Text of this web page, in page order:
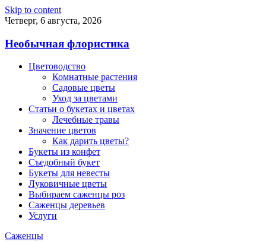
Skip to content
Четверг, 6 августа, 2026
Необычная флористика
Цветоводство
Комнатные растения
Садовые цветы
Уход за цветами
Статьи о букетах и цветах
Лечебные травы
Значение цветов
Как дарить цветы?
Букеты из конфет
Съедобный букет
Букеты для невесты
Луковичные цветы
Выбираем саженцы роз
Саженцы деревьев
Услуги
Саженцы